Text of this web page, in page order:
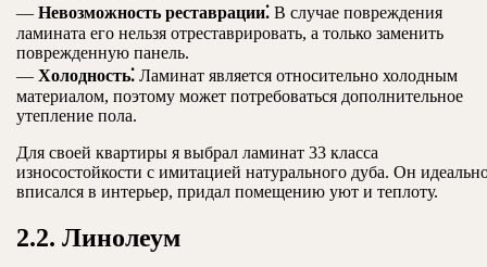
— Невозможность реставрации⁚ В случае повреждения
ламината его нельзя отреставрировать, а только заменить
поврежденную панель.
— Холодность⁚ Ламинат является относительно холодным
материалом, поэтому может потребоваться дополнительное
утепление пола.
Для своей квартиры я выбрал ламинат 33 класса
износостойкости с имитацией натурального дуба. Он
вписался в интерьер, придал помещению уют и теплоту.
2.2. Линолеум